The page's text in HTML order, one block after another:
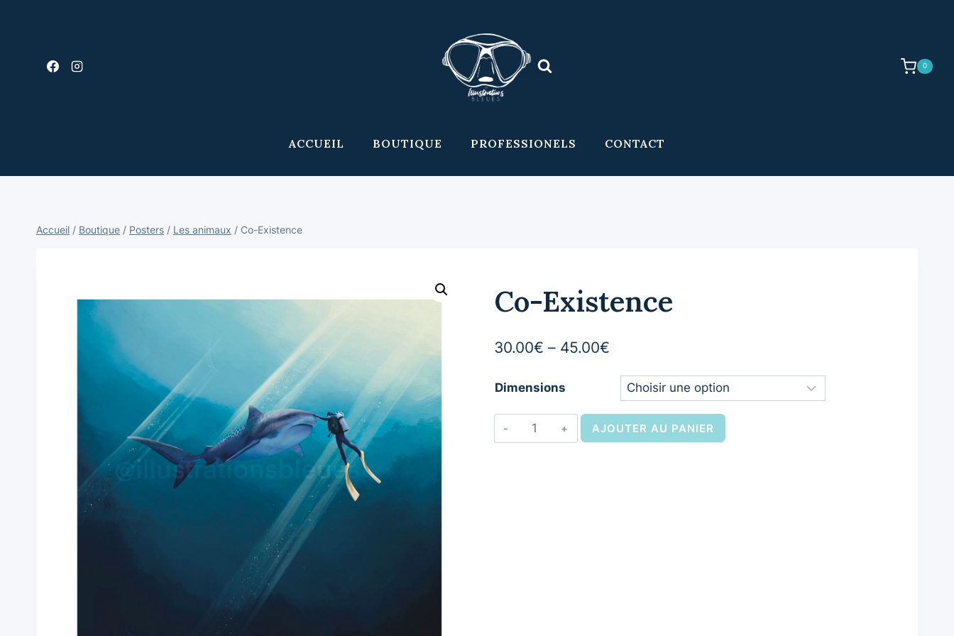
0
ACCUEIL BOUTIQUE PROFESSIONELS CONTACT
Accueil / Boutique / Posters / Les animaux / Co-Existence
Co-Existence
30.00€ – 45.00€
Dimensions
AJOUTER AU PANIER